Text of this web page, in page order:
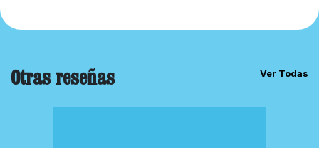
Otras reseñas Ver Todas